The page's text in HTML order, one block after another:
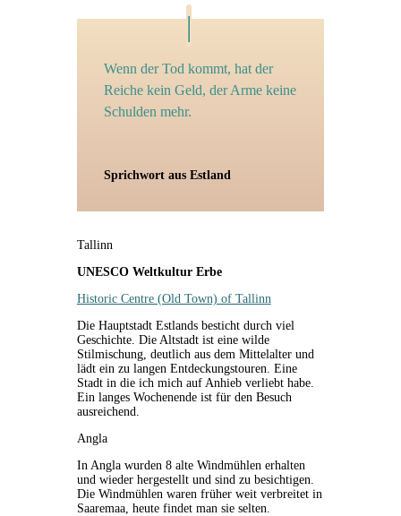
Wenn der Tod kommt, hat der
Reiche kein Geld, der Arme keine
Schulden mehr.
Sprichwort aus Estland
Tallinn
UNESCO Weltkultur Erbe
Historic Centre (Old Town) of Tallinn
Die Hauptstadt Estlands besticht durch viel
Geschichte. Die Altstadt ist eine wilde
Stilmischung, deutlich aus dem Mittelalter und
lädt ein zu langen Entdeckungstouren. Eine
Stadt in die ich mich auf Anhieb verliebt habe.
Ein langes Wochenende ist für den Besuch
ausreichend.
Angla
In Angla wurden 8 alte Windmühlen erhalten
und wieder hergestellt und sind zu besichtigen.
Die Windmühlen waren früher weit verbreitet in
Saaremaa, heute findet man sie selten.